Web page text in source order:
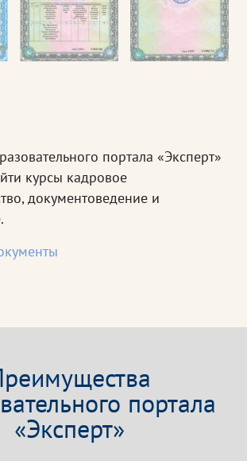
портала «Эксперт»
курсы кадровое
документоведение и
портала
«Эксперт»